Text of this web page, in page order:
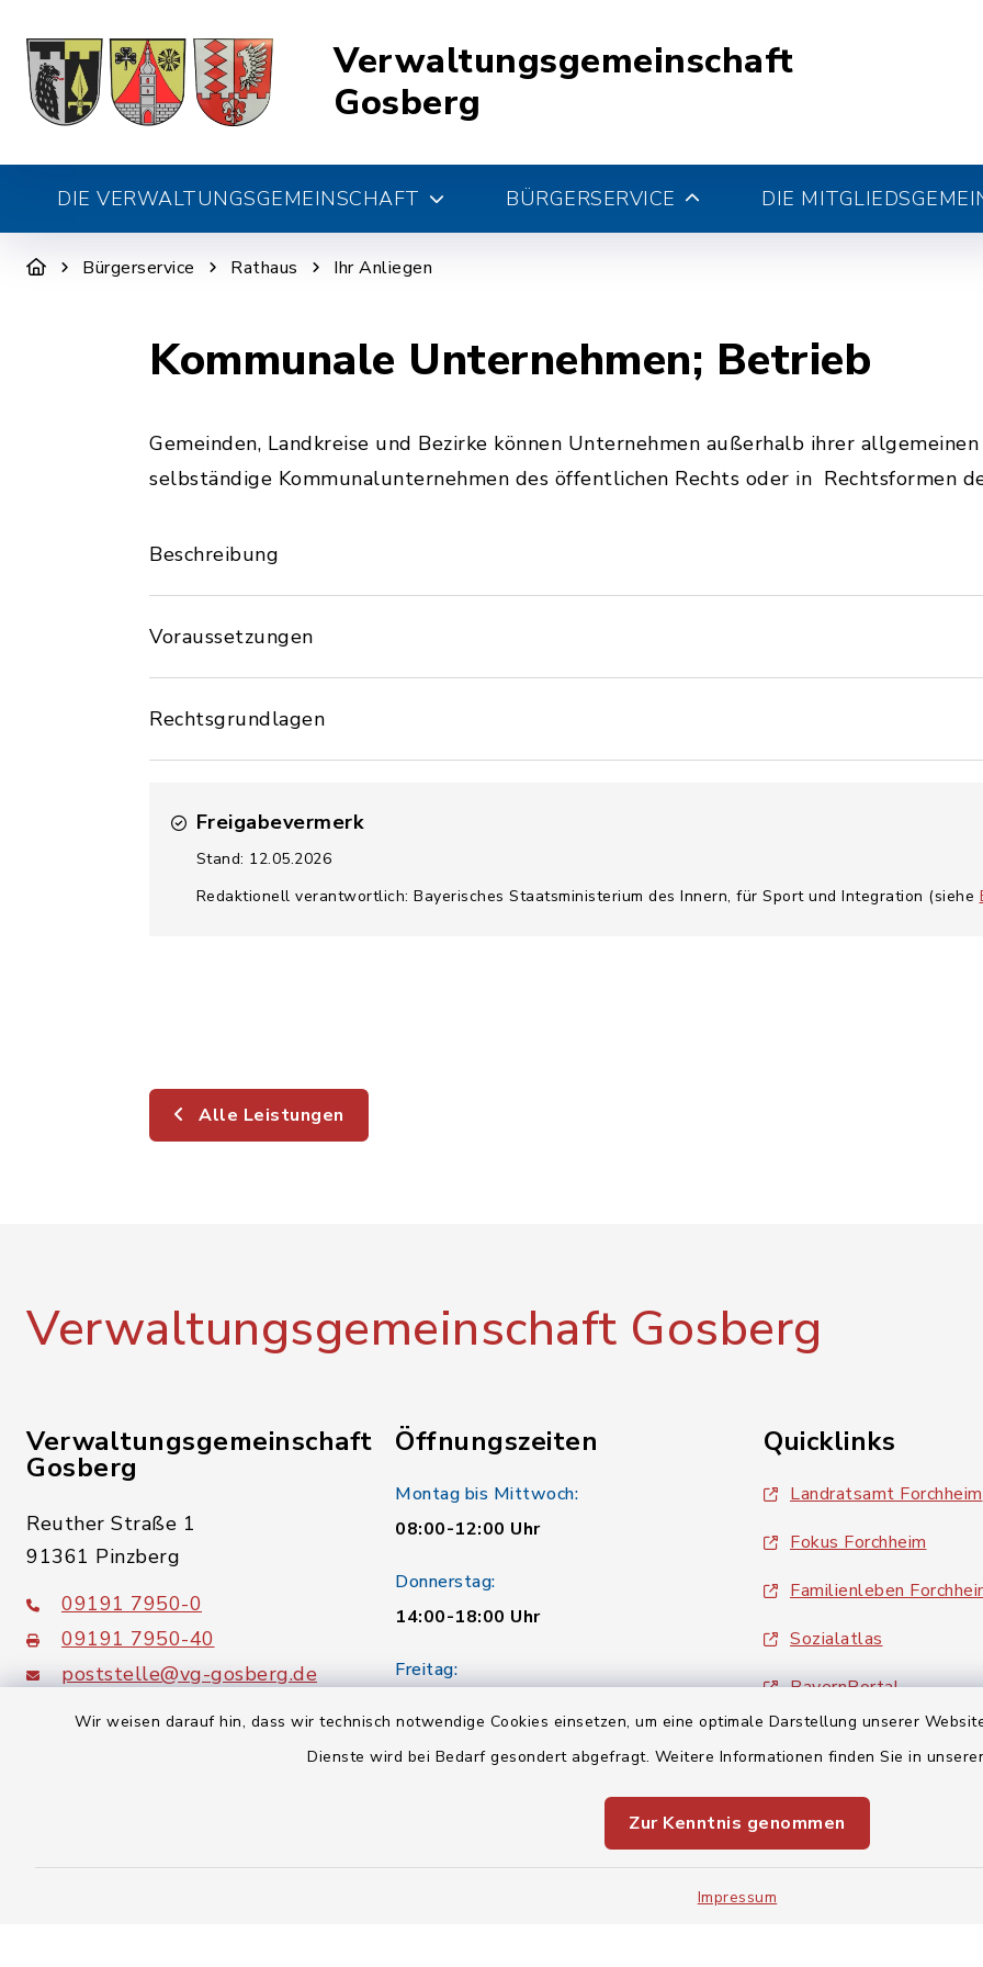
Wir weisen darauf hin, dass wir technisch notwendige Cookies einsetzen, um eine optimale Darstellung unserer
Dienste wird bei Bedarf gesondert abgefragt. Weitere Informationen finden Sie in
Zur Kenntnis genommen
Impressum
Verwaltungsgemeinschaft
Gosberg
DIE VERWALTUNGSGEMEINSCHAFT BÜRGERSERVICE DIE
Bürgerservice Rathaus Ihr Anliegen
Kommunale Unternehmen; Betrieb
Gemeinden, Landkreise und Bezirke können Unternehmen außerhalb ihrer
selbständige Kommunalunternehmen des öffentlichen Rechts oder in Rechtsformen
Beschreibung
Voraussetzungen
Rechtsgrundlagen
Freigabevermerk
Stand: 12.05.2026
Redaktionell verantwortlich: Bayerisches Staatsministerium des Innern, für Sport und Integration (siehe
Alle Leistungen
Verwaltungsgemeinschaft Gosberg
Verwaltungsgemeinschaft
Gosberg
Reuther Straße 1
91361 Pinzberg
09191 7950-0
09191 7950-40
poststelle@vg-gosberg.de
Öffnungszeiten
Montag bis Mittwoch:
08:00-12:00 Uhr
Donnerstag:
14:00-18:00 Uhr
Freitag:
Quicklinks
Landratsamt Forchheim
Fokus Forchheim
Familienleben
Sozialatlas
BayernPortal
inixmedia